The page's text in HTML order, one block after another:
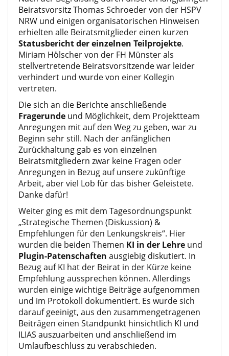
Beiratsvorsitz Thomas Schroeder von der HSPV
NRW und einigen organisatorischen Hinweisen
erhielten alle Beiratsmitglieder einen kurzen
Statusbericht der einzelnen Teilprojekte.
Miriam Hölscher von der FH Münster als
stellvertretende Beiratsvorsitzende war leider
verhindert und wurde von einer Kollegin
vertreten.
Die sich an die Berichte anschließende
Fragerunde und Möglichkeit, dem Projektteam
Anregungen mit auf den Weg zu geben, war zu
Beginn sehr still. Nach der anfänglichen
Zurückhaltung gab es von einzelnen
Beiratsmitgliedern zwar keine Fragen oder
Anregungen in Bezug auf unsere zukünftige
Arbeit, aber viel Lob für das bisher Geleistete.
Danke dafür!
Weiter ging es mit dem Tagesordnungspunkt
„Strategische Themen (Diskussion) &
Empfehlungen für den Lenkungskreis“. Hier
wurden die beiden Themen KI in der Lehre und
Plugin-Patenschaften ausgiebig diskutiert. In
Bezug auf KI hat der Beirat in der Kürze keine
Empfehlung aussprechen können. Allerdings
wurden einige wichtige Beiträge aufgenommen
und im Protokoll dokumentiert. Es wurde sich
darauf geeinigt, aus den zusammengetragenen
Beiträgen einen Standpunkt hinsichtlich KI und
ILIAS auszuarbeiten und anschließend im
Umlaufbeschluss zu verabschieden.